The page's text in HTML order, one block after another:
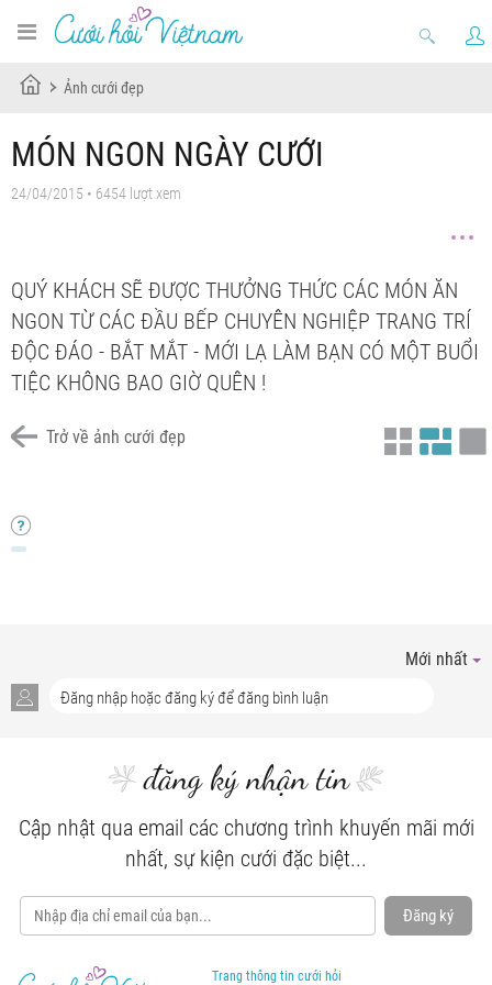
Ảnh cưới đẹp
MÓN NGON NGÀY CƯỚI
24/04/2015 • 6454 lượt xem
QUÝ KHÁCH SẼ ĐƯỢC THƯỞNG THỨC CÁC MÓN ĂN
NGON TỪ CÁC ĐẦU BẾP CHUYÊN NGHIỆP TRANG TRÍ
ĐỘC ĐÁO - BẮT MẮT - MỚI LẠ LÀM BẠN CÓ MỘT BUỔI
TIỆC KHÔNG BAO GIỜ QUÊN !
Trở về ảnh cưới đẹp
Chưa có tiêu đề
Chưa có tiêu đề
Chưa có tiêu đề
Chưa có tiêu đề
Chưa có tiêu đề
Chưa có tiêu đề
Chưa có tiêu đề
Chưa có tiêu đề
Chưa có tiêu đề
Chưa có tiêu đề
Chưa có tiêu đề
Chưa có tiêu đề
Chưa có tiêu đề
Chưa có tiêu đề
Mới nhất
đăng ký nhận tin
Cập nhật qua email các chương trình khuyến mãi mới
nhất, sự kiện cưới đặc biệt...
Đăng ký
Trang thông tin cưới hỏi